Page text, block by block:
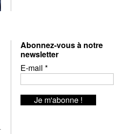
Abonnez-vous à notre
newsletter
E-mail *